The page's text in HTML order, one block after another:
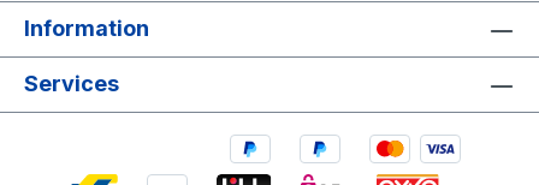
Information
Services